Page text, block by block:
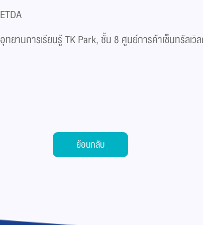
ETDA
อุทยานการเรียนรู้ TK Park, ชั้น 8 ศูนย์การค้าเซ็นทรัลเวิ
ย้อนกลับ